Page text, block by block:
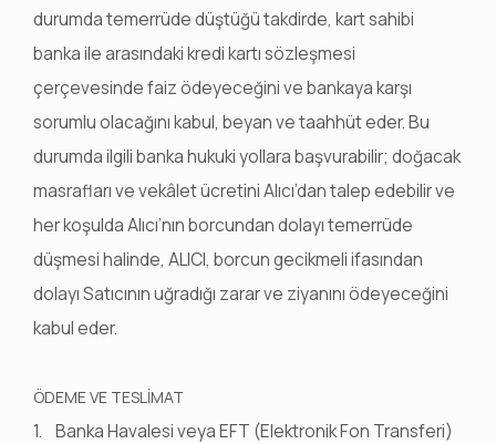
durumda temerrüde düştüğü takdirde, kart sahibi
banka ile arasındaki kredi kartı sözleşmesi
çerçevesinde faiz ödeyeceğini ve bankaya karşı
sorumlu olacağını kabul, beyan ve taahhüt eder. Bu
durumda ilgili banka hukuki yollara başvurabilir; doğacak
masrafları ve vekâlet ücretini Alıcı’dan talep edebilir ve
her koşulda Alıcı’nın borcundan dolayı temerrüde
düşmesi halinde, ALICI, borcun gecikmeli ifasından
dolayı Satıcının uğradığı zarar ve ziyanını ödeyeceğini
kabul eder.
ÖDEME VE TESLİMAT
1. Banka Havalesi veya EFT (Elektronik Fon Transferi)